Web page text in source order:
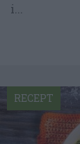
i...
RECEPT